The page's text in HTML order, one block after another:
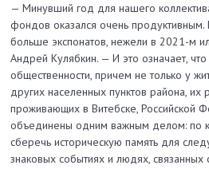
— Минувший год для нашего
фондов оказался очень продуктивным.
больше экспонатов, нежели в 2021-м
Андрей Кулябкин. — И это означает, что
общественности, причем не только у
других населенных пунктов района,
проживающих в Витебске, Российской
объединены одним важным делом: по
сберечь историческую память для
знаковых событиях и людях,